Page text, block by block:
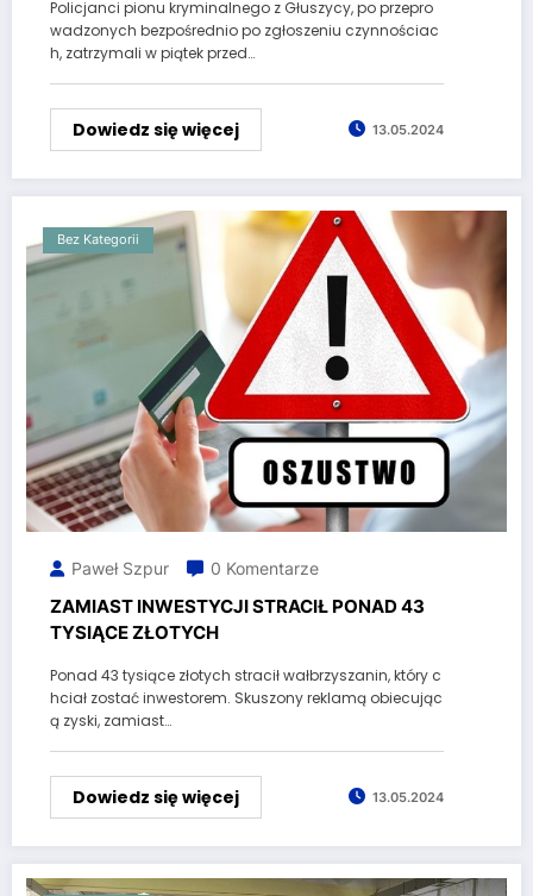
Policjanci pionu kryminalnego z Głuszycy, po przepro
wadzonych bezpośrednio po zgłoszeniu czynnościac
h, zatrzymali w piątek przed…
Dowiedz się więcej 13.05.2024
Bez Kategorii
Paweł Szpur 0 Komentarze
ZAMIAST INWESTYCJI STRACIŁ PONAD 43
TYSIĄCE ZŁOTYCH
Ponad 43 tysiące złotych stracił wałbrzyszanin, który c
hciał zostać inwestorem. Skuszony reklamą obiecując
ą zyski, zamiast…
Dowiedz się więcej 13.05.2024